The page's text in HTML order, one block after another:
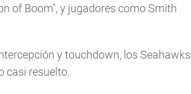
of Boom", y jugadores como Smith
y touchdown, los Seahawks
casi resuelto.